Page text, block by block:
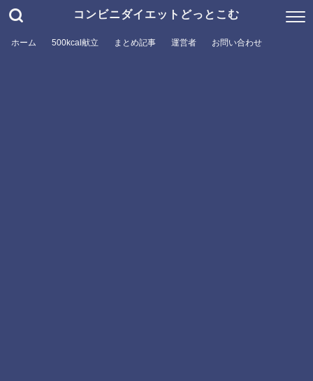
コンビニダイエットどっとこむ
ホーム 500kcal献立 まとめ記事 運営者 お問い合わせ